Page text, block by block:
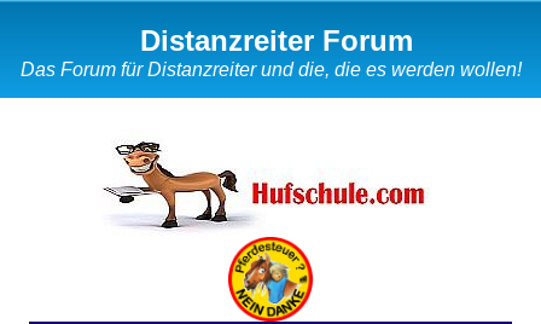
Distanzreiter Forum
Das Forum für Distanzreiter und die, die es werden wollen!